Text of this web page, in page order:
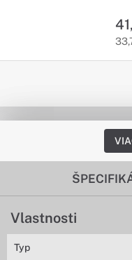
Vlastnosti
Typ